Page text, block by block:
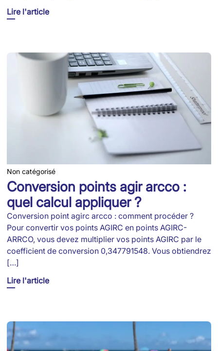
Lire l'article
Non catégorisé
Conversion points agir arcco :
quel calcul appliquer ?
Conversion point agirc arcco : comment procéder ?
Pour convertir vos points AGIRC en points AGIRC-
ARRCO, vous devez multiplier vos points AGIRC par le
coefficient de conversion 0,347791548. Vous obtiendrez
[…]
Lire l'article